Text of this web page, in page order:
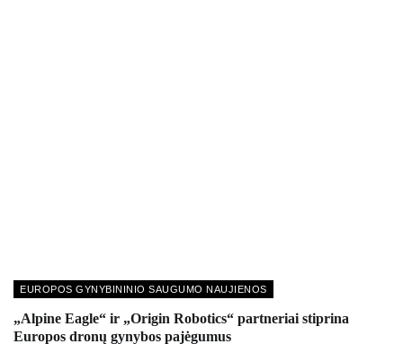
EUROPOS GYNYBININIO SAUGUMO NAUJIENOS
„Alpine Eagle“ ir „Origin Robotics“ partneriai stiprina
Europos dronų gynybos pajėgumus